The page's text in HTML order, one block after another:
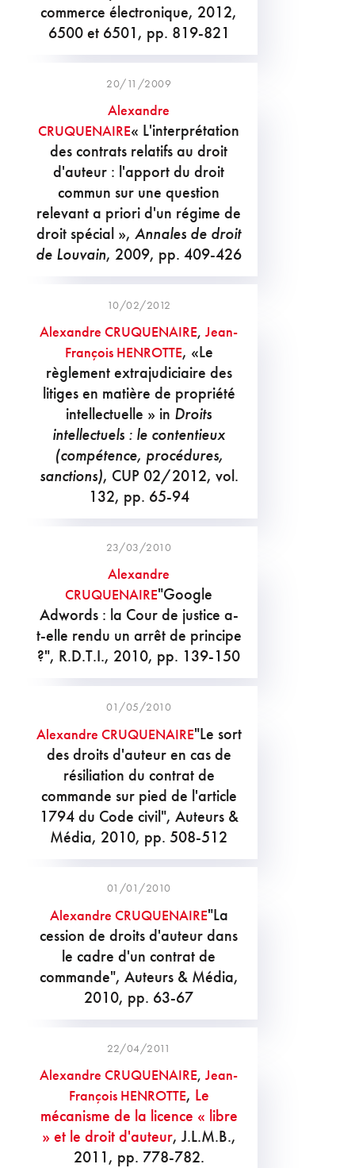
commerce électronique, 2012,
6500 et 6501, pp. 819-821
20/11/2009
Alexandre
CRUQUENAIRE« L'interprétation
des contrats relatifs au droit
d'auteur : l'apport du droit
commun sur une question
relevant a priori d'un régime de
droit spécial », Annales de droit
de Louvain, 2009, pp. 409-426
10/02/2012
Alexandre CRUQUENAIRE, Jean-
François HENROTTE, «Le
règlement extrajudiciaire des
litiges en matière de propriété
intellectuelle » in Droits
intellectuels : le contentieux
(compétence, procédures,
sanctions), CUP 02/2012, vol.
132, pp. 65-94
23/03/2010
Alexandre
CRUQUENAIRE"Google
Adwords : la Cour de justice a-
t-elle rendu un arrêt de principe
?", R.D.T.I., 2010, pp. 139-150
01/05/2010
Alexandre CRUQUENAIRE"Le sort
des droits d'auteur en cas de
résiliation du contrat de
commande sur pied de l'article
1794 du Code civil", Auteurs &
Média, 2010, pp. 508-512
01/01/2010
Alexandre CRUQUENAIRE"La
cession de droits d'auteur dans
le cadre d'un contrat de
commande", Auteurs & Média,
2010, pp. 63-67
22/04/2011
Alexandre CRUQUENAIRE, Jean-
François HENROTTE, Le
mécanisme de la licence « libre
» et le droit d'auteur, J.L.M.B.,
2011, pp. 778-782.